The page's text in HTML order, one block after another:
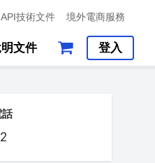
API技術文件 境外電商服務
文件 登入